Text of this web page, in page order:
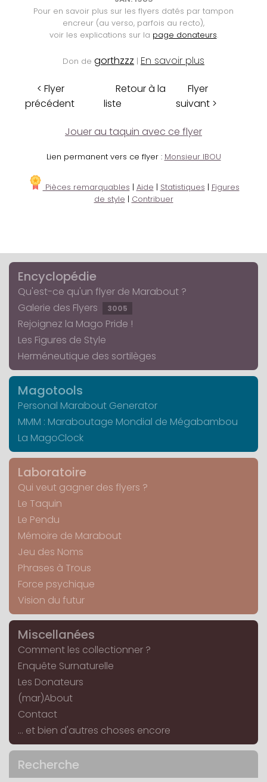
Pour en savoir plus sur les flyers datés par tampon
encreur (au verso, parfois au recto),
voir les explications sur la page donateurs.
Don de gorthzzz | En savoir plus
< Flyer
précédent
Retour à la
liste
Flyer
suivant >
Jouer au taquin avec ce flyer
Lien permanent vers ce flyer : Monsieur IBOU
Pièces remarquables | Aide | Statistiques | Figures
de style | Contribuer
Encyclopédie
Qu'est-ce qu'un flyer de Marabout ?
Galerie des Flyers
3005
Rejoignez la Mago Pride !
Les Figures de Style
Herméneutique des sortilèges
Magotools
Personal Marabout Generator
MMM : Maraboutage Mondial de Mégabambou
La MagoClock
Laboratoire
Qui veut gagner des flyers ?
Le Taquin
Le Pendu
Mémoire de Marabout
Jeu des Noms
Phrases à Trous
Force psychique
Vision du futur
Miscellanées
Comment les collectionner ?
Enquête Surnaturelle
Les Donateurs
(mar)About
Contact
... et bien d'autres choses encore
Recherche